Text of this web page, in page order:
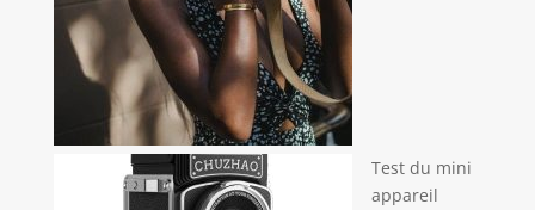
Test du mini
appareil